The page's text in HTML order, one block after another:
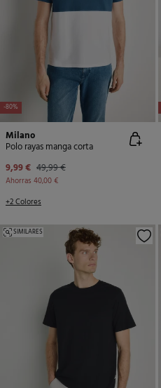
-80%
Milano
Polo rayas manga corta
9,99 € 49,99 €
Ahorras 40,00 €
+2 Colores
SIMILARES